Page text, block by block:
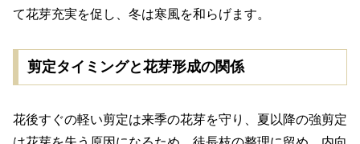
て花芽充実を促し、冬は寒風を和らげます。
剪定タイミングと花芽形成の関係
花後すぐの軽い剪定は来季の花芽を守り、夏以降の強剪定